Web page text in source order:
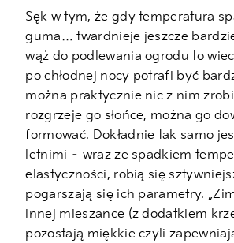
Sęk w tym, że gdy temperatura
guma… twardnieje jeszcze
wąż do podlewania ogrodu to
po chłodnej nocy potrafi być
można praktycznie nic z nim
rozgrzeje go słońce, można go
formować. Dokładnie tak samo
letnimi – wraz ze spadkiem
elastyczności, robią się
pogarszają się ich parametry.
innej mieszance (z dodatkiem
pozostają miękkie czyli